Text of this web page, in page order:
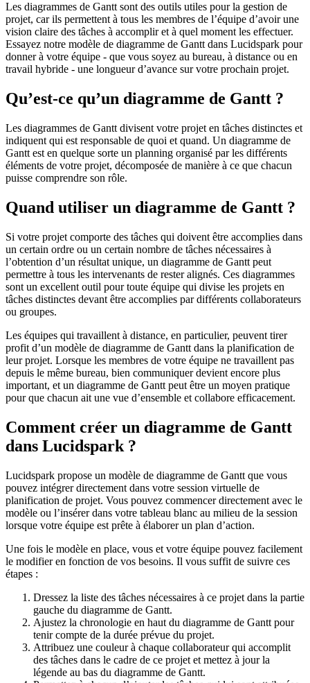
Les diagrammes de Gantt sont des outils utiles pour la gestion de
projet, car ils permettent à tous les membres de l’équipe d’avoir une
vision claire des tâches à accomplir et à quel moment les effectuer.
Essayez notre modèle de diagramme de Gantt dans Lucidspark pour
donner à votre équipe - que vous soyez au bureau, à distance ou en
travail hybride - une longueur d’avance sur votre prochain projet.
Qu’est-ce qu’un diagramme de Gantt ?
Les diagrammes de Gantt divisent votre projet en tâches distinctes et
indiquent qui est responsable de quoi et quand. Un diagramme de
Gantt est en quelque sorte un planning organisé par les différents
éléments de votre projet, décomposée de manière à ce que chacun
puisse comprendre son rôle.
Quand utiliser un diagramme de Gantt ?
Si votre projet comporte des tâches qui doivent être accomplies dans
un certain ordre ou un certain nombre de tâches nécessaires à
l’obtention d’un résultat unique, un diagramme de Gantt peut
permettre à tous les intervenants de rester alignés. Ces diagrammes
sont un excellent outil pour toute équipe qui divise les projets en
tâches distinctes devant être accomplies par différents collaborateurs
ou groupes.
Les équipes qui travaillent à distance, en particulier, peuvent tirer
profit d’un modèle de diagramme de Gantt dans la planification de
leur projet. Lorsque les membres de votre équipe ne travaillent pas
depuis le même bureau, bien communiquer devient encore plus
important, et un diagramme de Gantt peut être un moyen pratique
pour que chacun ait une vue d’ensemble et collabore efficacement.
Comment créer un diagramme de Gantt
dans Lucidspark ?
Lucidspark propose un modèle de diagramme de Gantt que vous
pouvez intégrer directement dans votre session virtuelle de
planification de projet. Vous pouvez commencer directement avec le
modèle ou l’insérer dans votre tableau blanc au milieu de la session
lorsque votre équipe est prête à élaborer un plan d’action.
Une fois le modèle en place, vous et votre équipe pouvez facilement
le modifier en fonction de vos besoins. Il vous suffit de suivre ces
étapes :
Dressez la liste des tâches nécessaires à ce projet dans la partie
gauche du diagramme de Gantt.
Ajustez la chronologie en haut du diagramme de Gantt pour
tenir compte de la durée prévue du projet.
Attribuez une couleur à chaque collaborateur qui accomplit
des tâches dans le cadre de ce projet et mettez à jour la
légende au bas du diagramme de Gantt.